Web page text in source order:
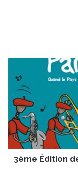
É
i
t
i
3ème Édition